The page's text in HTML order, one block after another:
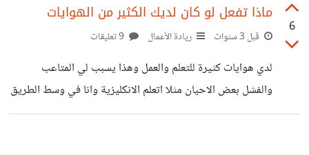
6
ماذا تفعل لو كان لديك الكثير من الهوايات
قبل 3 سنوات ريادة الأعمال
لدي هوايات كثيرة للتعلم والعمل وهذا يسبب لي المتاعب
والفشل بعض الاحيان مثلا اتعلم الانكليزية وانا في وسط الطريق
ارى اني مملت منها واريد تعلم التركية وكذلك امل اكمل الى